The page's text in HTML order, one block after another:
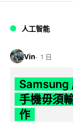
人工智能
Vin 1 日
Samsung
手機毋須
作